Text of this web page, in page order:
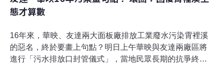
態才算數
16年來，華映、友達兩大面板廠排放工業廢水污染霄裡溪
的惡名，終於要畫上句點？明日上午華映與友達兩廠區將
進行「污水排放口封管儀式」，當地民眾長期的抗爭終於